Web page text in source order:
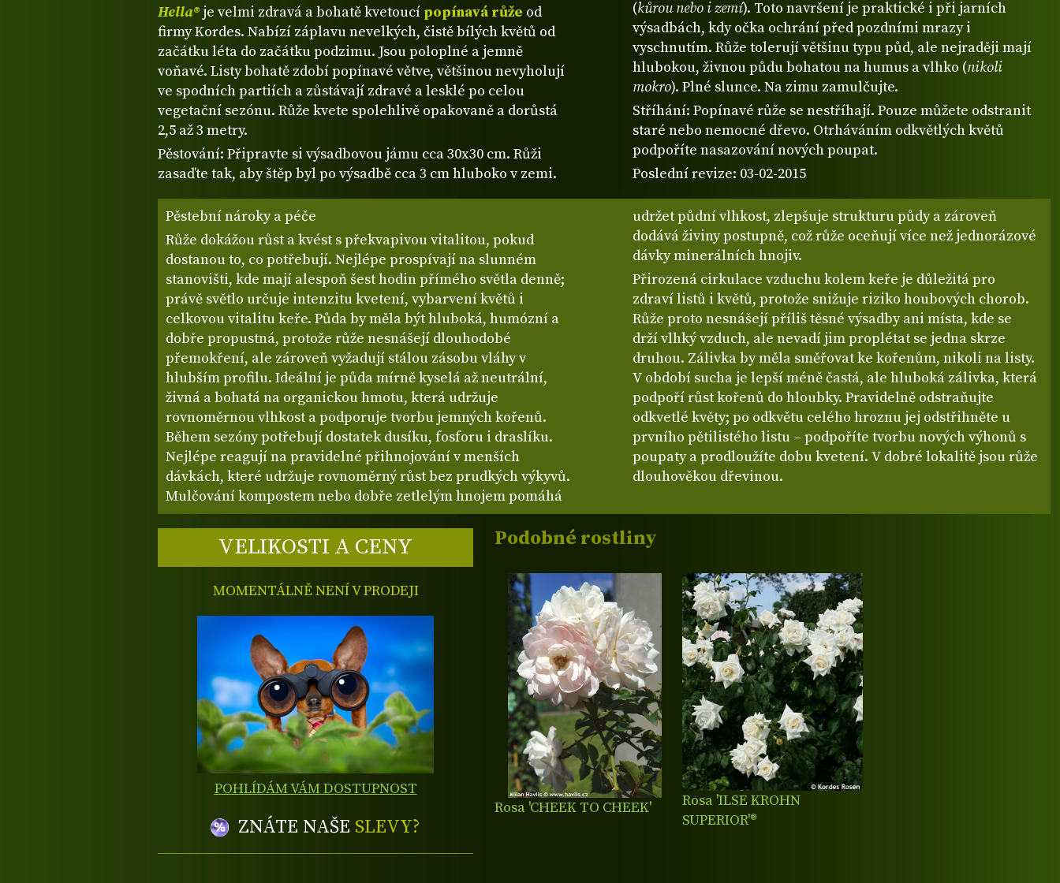
Hella®je velmi zdravá a bohatě kvetoucí popínavá růže od
firmy Kordes. Nabízí záplavu nevelkých, čistě bílých květů od
začátku léta do začátku podzimu. Jsou poloplné a jemně
voňavé. Listy bohatě zdobí popínavé větve, většinou nevyholují
ve spodních partiích a zůstávají zdravé a lesklé po celou
vegetační sezónu. Růže kvete spolehlivě opakovaně a dorůstá
2,5 až 3 metry.
Pěstování: Připravte si výsadbovou jámu cca 30x30 cm. Růži
zasaďte tak, aby štěp byl po výsadbě cca 3 cm hluboko v zemi.
(kůrou nebo i zemí). Toto navršení je praktické i při jarních
výsadbách, kdy očka ochrání před pozdními mrazy i
vyschnutím. Růže tolerují většinu typu půd, ale nejraději mají
hlubokou, živnou půdu bohatou na humus a vlhko (nikoli
mokro). Plné slunce. Na zimu zamulčujte.
Stříhání: Popínavé růže se nestříhají. Pouze můžete odstranit
staré nebo nemocné dřevo. Otrháváním odkvětlých květů
podpoříte nasazování nových poupat.
Poslední revize: 03-02-2015
Pěstební nároky a péče
Růže dokážou růst a kvést s překvapivou vitalitou, pokud
dostanou to, co potřebují. Nejlépe prospívají na slunném
stanovišti, kde mají alespoň šest hodin přímého světla denně;
právě světlo určuje intenzitu kvetení, vybarvení květů i
celkovou vitalitu keře. Půda by měla být hluboká, humózní a
dobře propustná, protože růže nesnášejí dlouhodobé
přemokření, ale zároveň vyžadují stálou zásobu vláhy v
hlubším profilu. Ideální je půda mírně kyselá až neutrální,
živná a bohatá na organickou hmotu, která udržuje
rovnoměrnou vlhkost a podporuje tvorbu jemných kořenů.
Během sezóny potřebují dostatek dusíku, fosforu i draslíku.
Nejlépe reagují na pravidelné přihnojování v menších
dávkách, které udržuje rovnoměrný růst bez prudkých výkyvů.
Mulčování kompostem nebo dobře zetlelým hnojem pomáhá
udržet půdní vlhkost, zlepšuje strukturu půdy a zároveň
dodává živiny postupně, což růže oceňují více než jednorázové
dávky minerálních hnojiv.
Přirozená cirkulace vzduchu kolem keře je důležitá pro
zdraví listů i květů, protože snižuje riziko houbových chorob.
Růže proto nesnášejí příliš těsné výsadby ani místa, kde se
drží vlhký vzduch, ale nevadí jim proplétat se jedna skrze
druhou. Zálivka by měla směřovat ke kořenům, nikoli na listy.
V období sucha je lepší méně častá, ale hluboká zálivka, která
podpoří růst kořenů do hloubky. Pravidelně odstraňujte
odkvetlé květy; po odkvětu celého hroznu jej odstřihněte u
prvního pětilistého listu – podpoříte tvorbu nových výhonů s
poupaty a prodloužíte dobu kvetení. V dobré lokalitě jsou růže
dlouhověkou dřevinou.
VELIKOSTI A CENY
MOMENTÁLNĚ NENÍ V PRODEJI
POHLÍDÁM VÁM DOSTUPNOST
ZNÁTE NAŠE SLEVY?
Podobné rostliny
Rosa 'CHEEK TO CHEEK'
Rosa 'ILSE KROHN
SUPERIOR'®